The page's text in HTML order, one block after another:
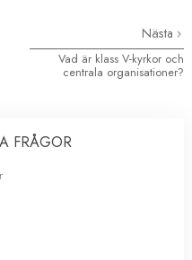
Nästa
Vad är klass V-kyrkor och
centrala organisationer?
FRÅGOR